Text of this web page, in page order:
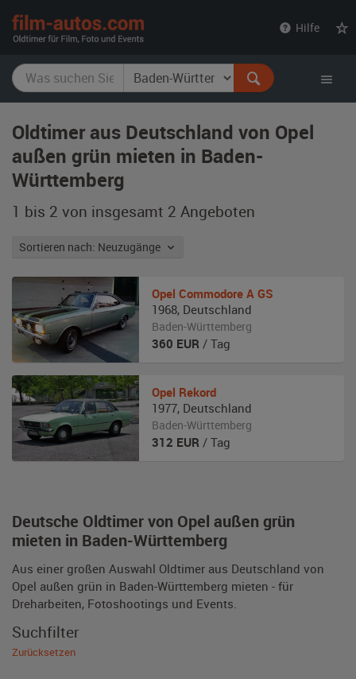
Hilfe
Oldtimer aus Deutschland von Opel
außen grün mieten in Baden-
Württemberg
1 bis 2 von insgesamt 2 Angeboten
Sortieren nach: Neuzugänge
Deutsche Oldtimer von Opel außen grün
mieten in Baden-Württemberg
Aus einer großen Auswahl Oldtimer aus Deutschland von
Opel außen grün in Baden-Württemberg mieten - für
Dreharbeiten, Fotoshootings und Events.
Opel Commodore A GS
1968, Deutschland
Baden-Württemberg
360 EUR / Tag
Opel Rekord
1977, Deutschland
Baden-Württemberg
312 EUR / Tag
Suchfilter
Zurücksetzen